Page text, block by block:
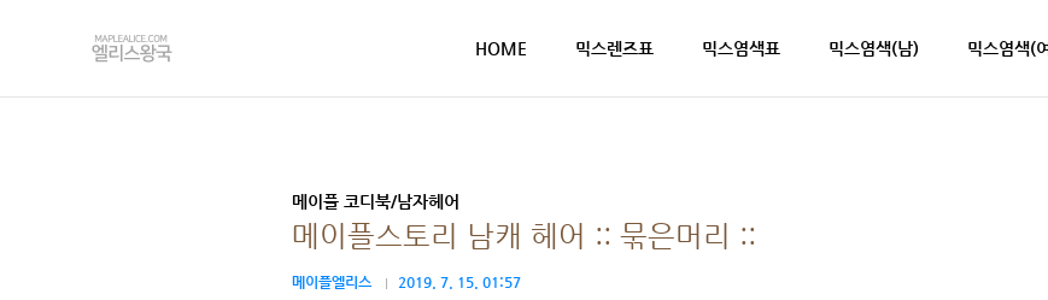
HOME
믹스렌즈표 믹스염색표 믹스염색(남) 믹스염색(
메이플 코디북/남자헤어
메이플스토리 남캐 헤어 :: 묶은머리 ::
메이플엘리스 2019. 7. 15. 01:57